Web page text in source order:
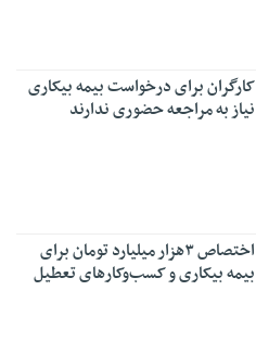
کارگران برای درخواست بیمه بیکاری
نیاز به مراجعه حضوری ندارند
اختصاص ۳هزار میلیارد تومان برای
بیمه بیکاری و کسب‎‌وکارهای تعطیل